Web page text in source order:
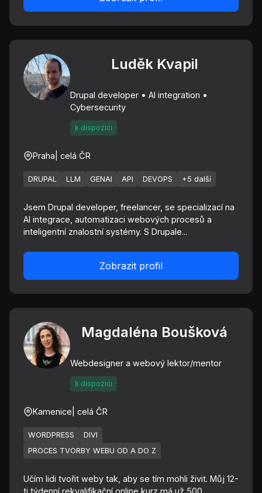
Luděk Kvapil
Drupal developer • AI integration •
Cybersecurity
k dispozici
Praha | celá ČR
DRUPAL LLM GENAI API DEVOPS +5 další
Jsem Drupal developer, freelancer, se specializací na
AI integrace, automatizaci webových procesů a
inteligentní znalostní systémy. S Drupale...
Zobrazit profil
Magdaléna Boušková
Webdesigner a webový lektor/mentor
k dispozici
Kamenice | celá ČR
WORDPRESS
DIVI
PROCES TVORBY WEBU OD A DO Z
Učím lidi tvořit weby tak, aby se tím mohli živit. Můj 12-
ti týdenní rekvalifikační online kurz má už 500